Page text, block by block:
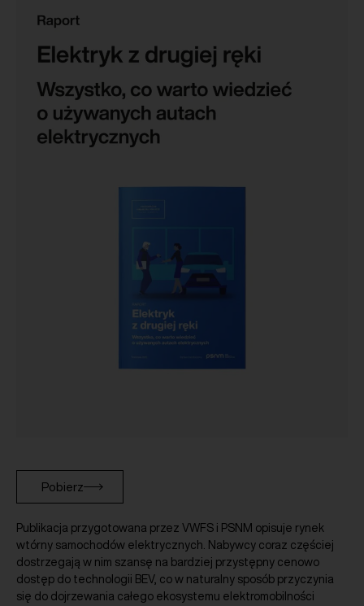
Pobierz
Publikacja przygotowana przez VWFS i PSNM opisuje rynek
wtórny samochodów elektrycznych. Nabywcy coraz częściej
dostrzegają w nim szansę na bardziej przystępny cenowo
dostęp do technologii BEV, co w naturalny sposób przyczynia
się do dojrzewania całego ekosystemu elektromobilności